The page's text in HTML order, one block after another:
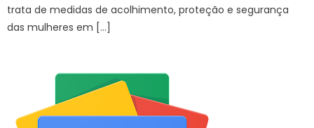
trata de medidas de acolhimento, proteção e segurança
das mulheres em […]